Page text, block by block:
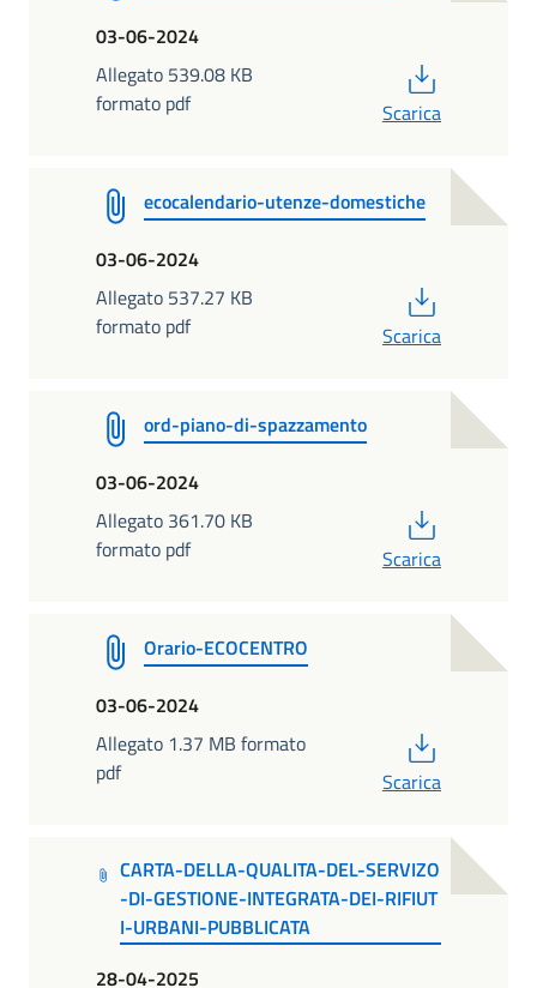
03-06-2024
Allegato 539.08 KB
formato pdf
Scarica
ecocalendario-utenze-domestiche
03-06-2024
Allegato 537.27 KB
formato pdf
Scarica
ord-piano-di-spazzamento
03-06-2024
Allegato 361.70 KB
formato pdf
Scarica
Orario-ECOCENTRO
03-06-2024
Allegato 1.37 MB formato
pdf
Scarica
CARTA-DELLA-QUALITA-DEL-SERVIZO
-DI-GESTIONE-INTEGRATA-DEI-RIFIUT
I-URBANI-PUBBLICATA
28-04-2025